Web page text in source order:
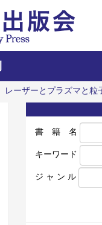
レーザーとプラズマと粒
書 籍 名
キーワード
ジ ャ ン ル